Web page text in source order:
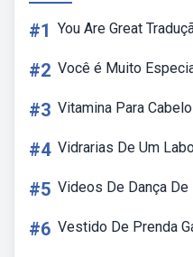
#1 You Are Great
#2 Você é Muito
#3 Vitamina Para
#4 Vidrarias De Um
#5 Videos De Dança De
#6 Vestido De Prenda